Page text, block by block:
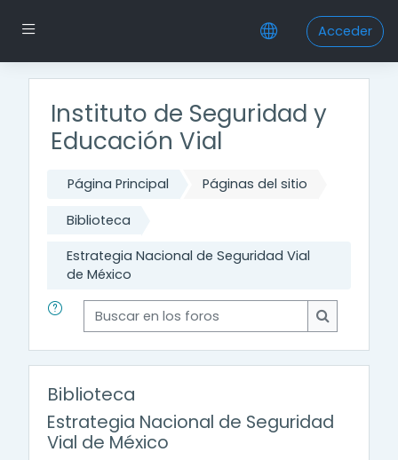
Panel lateral Acceder
Instituto de Seguridad y
Educación Vial
Página Principal Páginas del sitio
Biblioteca
Estrategia Nacional de Seguridad Vial
de México
Buscar en los foros
Buscar en
Biblioteca
Estrategia Nacional de Seguridad
Vial de México